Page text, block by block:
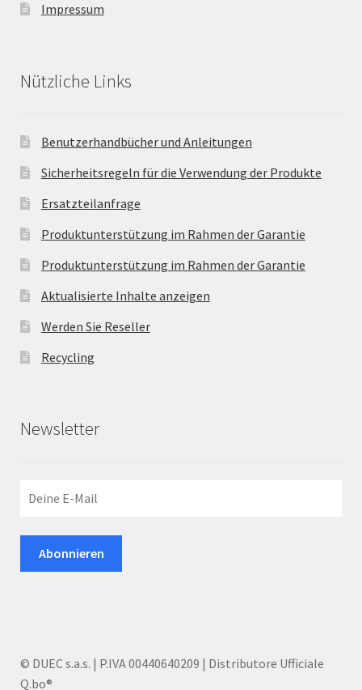
Impressum
Nützliche Links
Benutzerhandbücher und Anleitungen
Sicherheitsregeln für die Verwendung der Produkte
Ersatzteilanfrage
Produktunterstützung im Rahmen der Garantie
Produktunterstützung im Rahmen der Garantie
Aktualisierte Inhalte anzeigen
Werden Sie Reseller
Recycling
Newsletter
© DUEC s.a.s. | P.IVA 00440640209 | Distributore Ufficiale
Q.bo®